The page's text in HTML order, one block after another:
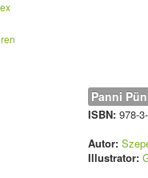
Panni
ISBN: 978-
Autor:
Illustrator: